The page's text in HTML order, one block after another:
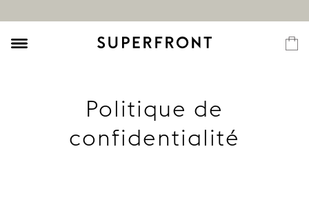
Politique de
confidentialité